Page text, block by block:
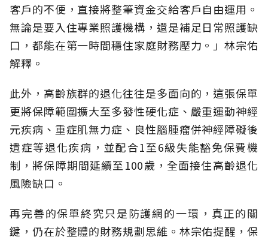
客戶的不便，直接將整筆資金交給客戶自由運用。
無論是要入住專業照護機構，還是補足日常照護缺
口，都能在第一時間穩住家庭財務壓力。」林宗佑
解釋。
此外，高齡族群的退化往往是多面向的，這張保單
更將保障範圍擴大至多發性硬化症、嚴重運動神經
元疾病、重症肌無力症、良性腦腫瘤併神經障礙後
遺症等退化疾病，並配合1至6級失能豁免保費機
制，將保障期間延續至100歲，全面接住高齡退化
風險缺口。
再完善的保單終究只是防護網的一環，真正的關
鍵，仍在於整體的財務規劃思維。 林宗佑提醒，保